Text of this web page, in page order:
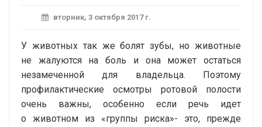
вторник, 3 октября 2017 г.
У животных так же болят зубы, но животные
не жалуются на боль и она может остаться
незамеченной для владельца. Поэтому
профилактические осмотры ротовой полости
очень важны, особенно если речь идет
о животном из «группы риска»- это, прежде